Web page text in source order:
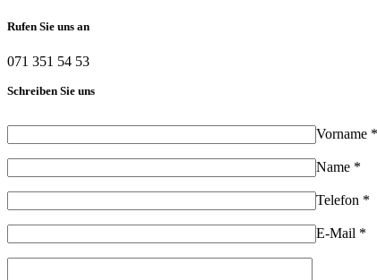
Rufen Sie uns an
071 351 54 53
Schreiben Sie uns
Vorname *
Name *
Telefon *
E-Mail *